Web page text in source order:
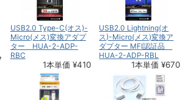
USB2.0 Type-C(オス)-
Micro(メス)変換アダプ
ター HUA-2-ADP-
RBC
1本単価 ¥410
USB2.0 Lightning(オ
ス)-Micro(メス)変換ア
ダプター MFI認証品
HUA-2-ADP-RBL
1本単価 ¥670